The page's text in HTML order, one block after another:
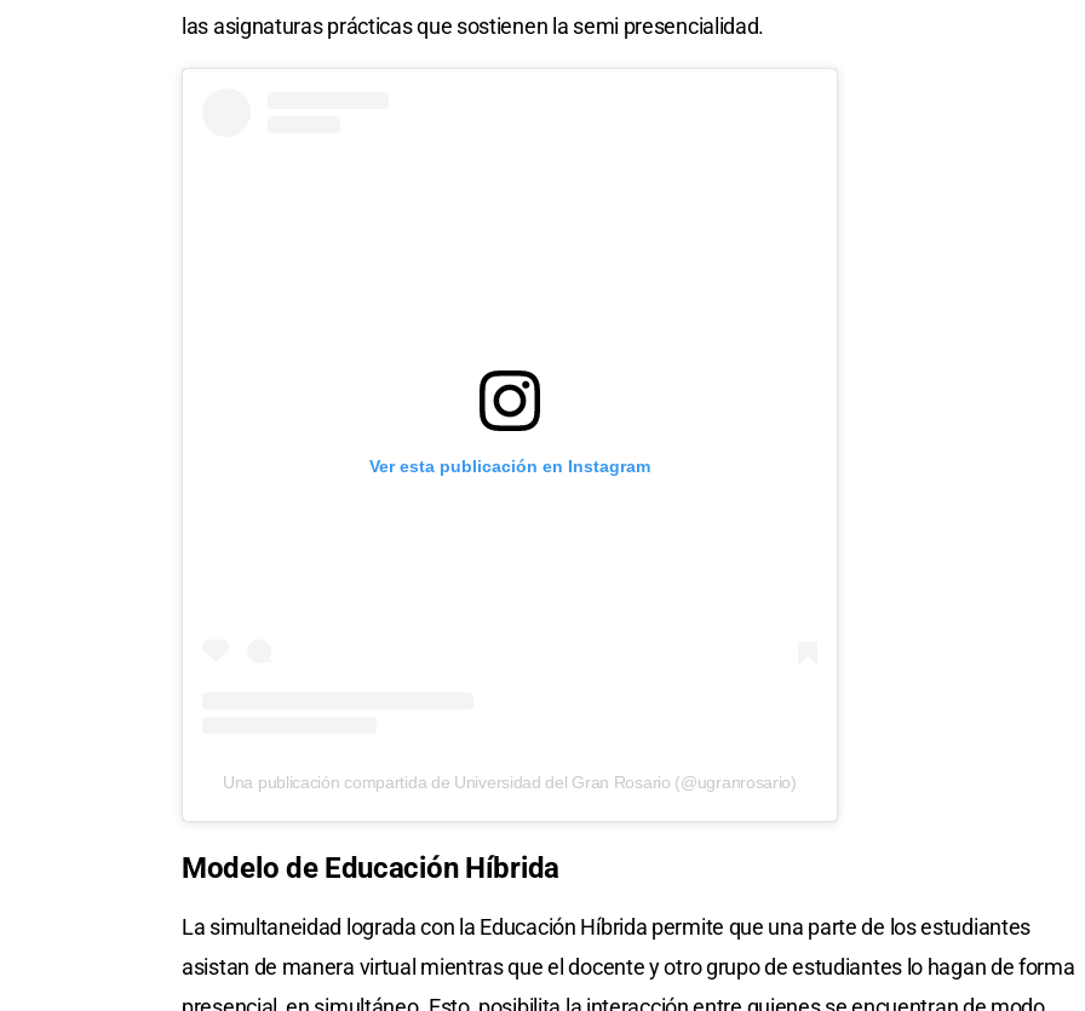
las asignaturas prácticas que sostienen la semi presencialidad.
Ver esta publicación en Instagram
Una publicación compartida de Universidad del Gran Rosario (@ugranrosario)
Modelo de Educación Híbrida
La simultaneidad lograda con la Educación Híbrida permite que una parte de los estudiantes
asistan de manera virtual mientras que el docente y otro grupo de estudiantes lo hagan de forma